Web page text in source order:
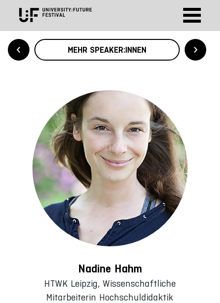
MEHR SPEAKER:INNEN
Nadine Hahm
HTWK Leipzig, Wissenschaftliche
Mitarbeiterin Hochschuldidaktik